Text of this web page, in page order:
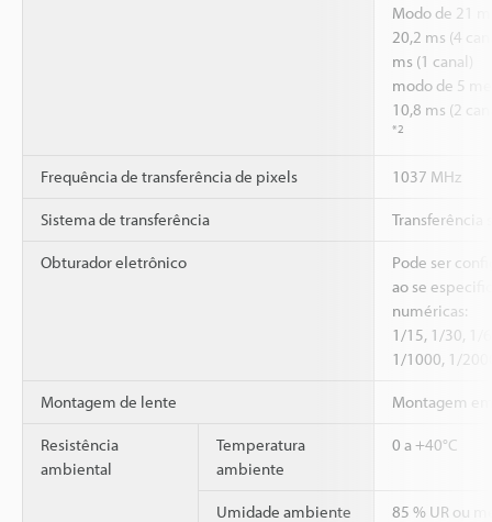
Modo de 21
20,2 ms (4
ms (1 canal)
modo de 5
10,8 ms (2
*2
Frequência de transferência de pixels 1037 MHz
Sistema de transferência Transferência
Obturador eletrônico
Pode ser
ao se
numéricas:
1/15, 1/30, 1/
1/1000, 1/
Montagem de lente Montagem
Resistência
ambiental
Temperatura
ambiente
0 a +40°C
Umidade ambiente 85 % UR ou